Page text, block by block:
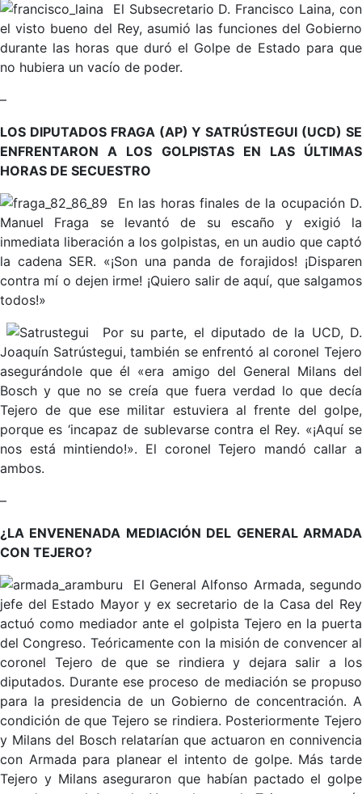
El Subsecretario D. Francisco Laina, con
el visto bueno del Rey, asumió las funciones del Gobierno
durante las horas que duró el Golpe de Estado para que
no hubiera un vacío de poder.
–
LOS DIPUTADOS FRAGA (AP) Y SATRÚSTEGUI (UCD) SE
ENFRENTARON A LOS GOLPISTAS EN LAS ÚLTIMAS
HORAS DE SECUESTRO
En las horas finales de la ocupación D.
Manuel Fraga se levantó de su escaño y exigió la
inmediata liberación a los golpistas, en un audio que captó
la cadena SER. «¡Son una panda de forajidos! ¡Disparen
contra mí o dejen irme! ¡Quiero salir de aquí, que salgamos
todos!»
Por su parte, el diputado de la UCD, D.
Joaquín Satrústegui, también se enfrentó al coronel Tejero
asegurándole que él «era amigo del General Milans del
Bosch y que no se creía que fuera verdad lo que decía
Tejero de que ese militar estuviera al frente del golpe,
porque es ‘incapaz de sublevarse contra el Rey. «¡Aquí se
nos está mintiendo!». El coronel Tejero mandó callar a
ambos.
–
¿LA ENVENENADA MEDIACIÓN DEL GENERAL ARMADA
CON TEJERO?
El General Alfonso Armada, segundo
jefe del Estado Mayor y ex secretario de la Casa del Rey
actuó como mediador ante el golpista Tejero en la puerta
del Congreso. Teóricamente con la misión de convencer al
coronel Tejero de que se rindiera y dejara salir a los
diputados. Durante ese proceso de mediación se propuso
para la presidencia de un Gobierno de concentración. A
condición de que Tejero se rindiera. Posteriormente Tejero
y Milans del Bosch relatarían que actuaron en connivencia
con Armada para planear el intento de golpe. Más tarde
Tejero y Milans aseguraron que habían pactado el golpe